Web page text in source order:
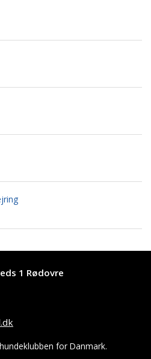
1 Rødovre
for Danmark.